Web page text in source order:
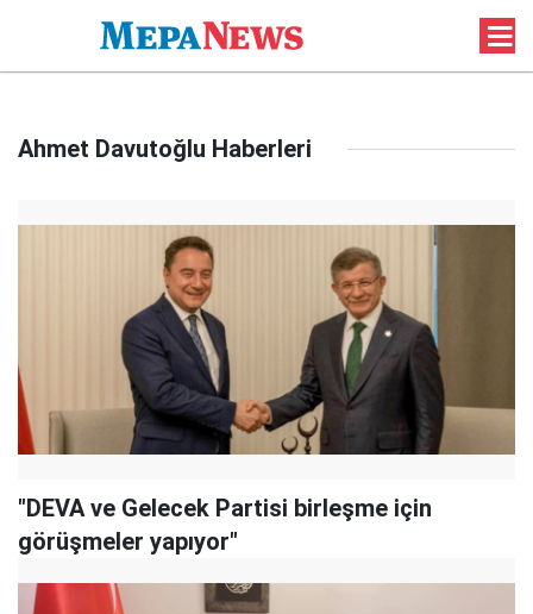
Ahmet Davutoğlu Haberleri
"DEVA ve Gelecek Partisi birleşme için
görüşmeler yapıyor"